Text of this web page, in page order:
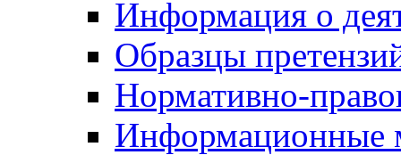
Информация о
Образцы
Нормативно-
Информационные